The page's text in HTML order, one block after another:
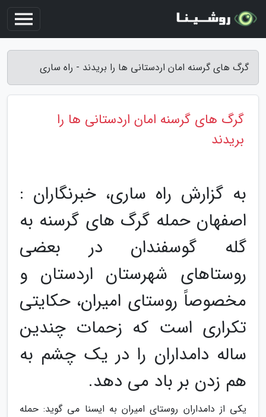
گرگ های گرسنه امان اردستانی ها را بریدند - راه ساری
گرگ های گرسنه امان اردستانی ها را
بریدند
به گزارش راه ساری، خبرنگاران :
اصفهان حمله گرگ های گرسنه به
گله گوسفندان در بعضی
روستاهای شهرستان اردستان و
مخصوصاً روستای امیران، حکایتی
تکراری است که زحمات چندین
ساله دامداران را در یک چشم به
هم زدن بر باد می دهد.
یکی از دامداران روستای امیران به ایسنا می گوید: حمله